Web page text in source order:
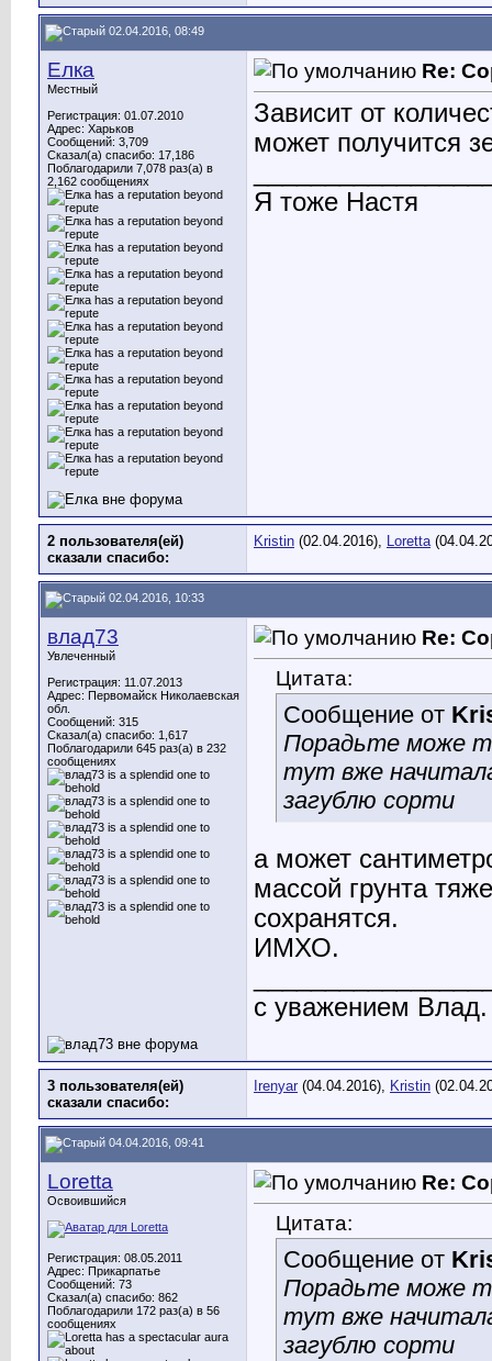
02.04.2016, 08:49
Елка
Местный
Регистрация: 01.07.2010
Адрес: Харьков
Сообщений: 3,709
Сказал(а) спасибо: 17,186
Поблагодарили 7,078 раз(а) в
2,162 сообщениях
Re:
Зависит от
может получится
Я тоже Настя
2 пользователя(ей)
сказали cпасибо:
Kristin (02.04.2016), Loretta
02.04.2016, 10:33
влад73
Увлеченный
Регистрация: 11.07.2013
Адрес: Первомайск Николаевская
обл.
Сообщений: 315
Сказал(а) спасибо: 1,617
Поблагодарили 645 раз(а) в 232
сообщениях
Re:
Цитата:
Сообщение от
Порадьте може
тут вже
загублю сорти
а может
массой грунта
сохранятся.
ИМХО.
с уважением Влад.
3 пользователя(ей)
сказали cпасибо:
Irenyar (04.04.2016), Kristin
04.04.2016, 09:41
Loretta
Освоившийся
Регистрация: 08.05.2011
Адрес: Прикарпатье
Сообщений: 73
Сказал(а) спасибо: 862
Поблагодарили 172 раз(а) в 56
сообщениях
Re:
Цитата:
Сообщение от
Порадьте може
тут вже
загублю сорти